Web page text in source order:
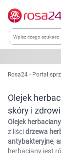
Kategorie
Chemia
Dla zwierząt
Dom i ogród
Rosa24 - Portal
Olejek
skóry i
Olejek herbaciany
z liścidrzewa
antybakteryjne,
herbaciany jest